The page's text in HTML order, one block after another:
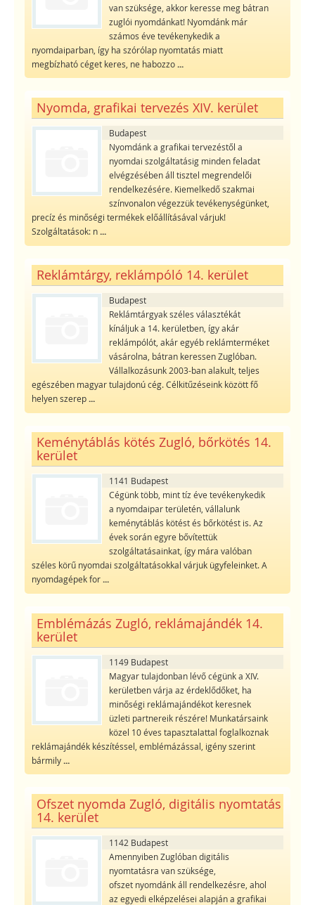
van szüksége, akkor keresse meg bátran
zuglói nyomdánkat! Nyomdánk már
számos éve tevékenykedik a
nyomdaiparban, így ha szórólap nyomtatás miatt
megbízható céget keres, ne habozzo...
Nyomda, grafikai tervezés XIV. kerület
Budapest
Nyomdánk a grafikai tervezéstől a
nyomdai szolgáltatásig minden feladat
elvégzésében áll tisztel megrendelői
rendelkezésére. Kiemelkedő szakmai
színvonalon végezzük tevékenységünket,
precíz és minőségi termékek előállításával várjuk!
Szolgáltatások: n...
Reklámtárgy, reklámpóló 14. kerület
Budapest
Reklámtárgyak széles választékát
kínáljuk a 14. kerületben, így akár
reklámpólót, akár egyéb reklámterméket
vásárolna, bátran keressen Zuglóban.
Vállalkozásunk 2003-ban alakult, teljes
egészében magyar tulajdonú cég. Célkitűzéseink között fő
helyen szerep...
Keménytáblás kötés Zugló, bőrkötés 14.
kerület
1141 Budapest
Cégünk több, mint tíz éve tevékenykedik
a nyomdaipar területén, vállalunk
keménytáblás kötést és bőrkötést is. Az
évek során egyre bővítettük
szolgáltatásainkat, így mára valóban
széles körű nyomdai szolgáltatásokkal várjuk ügyfeleinket. A
nyomdagépek for...
Emblémázás Zugló, reklámajándék 14.
kerület
1149 Budapest
Magyar tulajdonban lévő cégünk a XIV.
kerületben várja az érdeklődőket, ha
minőségi reklámajándékot keresnek
üzleti partnereik részére! Munkatársaink
közel 10 éves tapasztalattal foglalkoznak
reklámajándék készítéssel, emblémázással, igény szerint
bármily...
Ofszet nyomda Zugló, digitális nyomtatás
14. kerület
1142 Budapest
Amennyiben Zuglóban digitális
nyomtatásra van szüksége,
ofszet nyomdánk áll rendelkezésre, ahol
az egyedi elképzelései alapján a grafikai